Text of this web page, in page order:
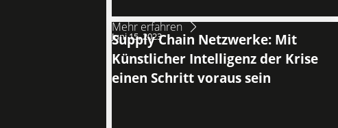
Mehr erfahren
Juni 15, 2023
Supply Chain Netzwerke: Mit
Künstlicher Intelligenz der Krise
einen Schritt voraus sein